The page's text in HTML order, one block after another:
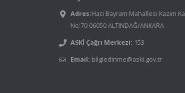
Adres:Hacı Bayram Mahallesi Kazım
No:70 06050 ALTINDAĞ/ANKARA
ASKİ Çağrı Merkezi: 153
Email: bilgiedinme@aski.gov.tr